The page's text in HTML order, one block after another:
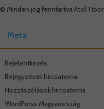
© Minden jog fenntartva Átol Tibor
Meta
Bejelentkezés
Bejegyzések hírcsatorna
Hozzászólások hírcsatorna
WordPress Magyarország